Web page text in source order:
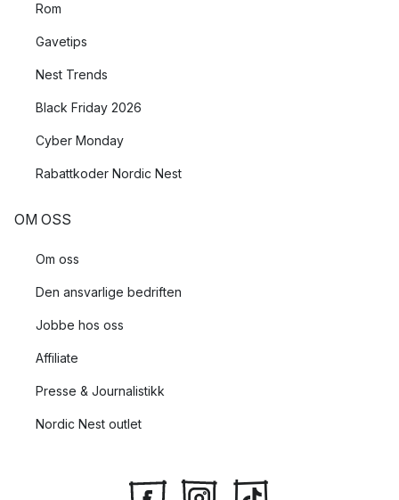
Rom
Gavetips
Nest Trends
Black Friday 2026
Cyber Monday
Rabattkoder Nordic Nest
OM OSS
Om oss
Den ansvarlige bedriften
Jobbe hos oss
Affiliate
Presse & Journalistikk
Nordic Nest outlet